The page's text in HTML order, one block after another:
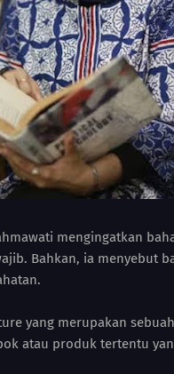
mengingatkan
Bahkan, ia menyebut
yang merupakan
atau produk tertentu